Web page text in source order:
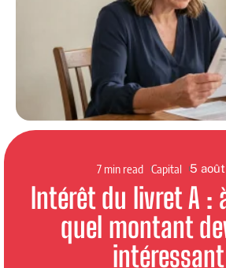
7 min read Capital 5
Intérêt du livret A :
quel montant